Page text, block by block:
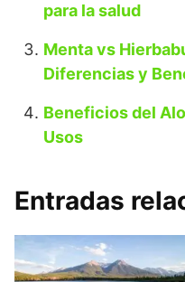
para la salud
Menta vs
Diferencias y
Beneficios del
Usos
Entradas